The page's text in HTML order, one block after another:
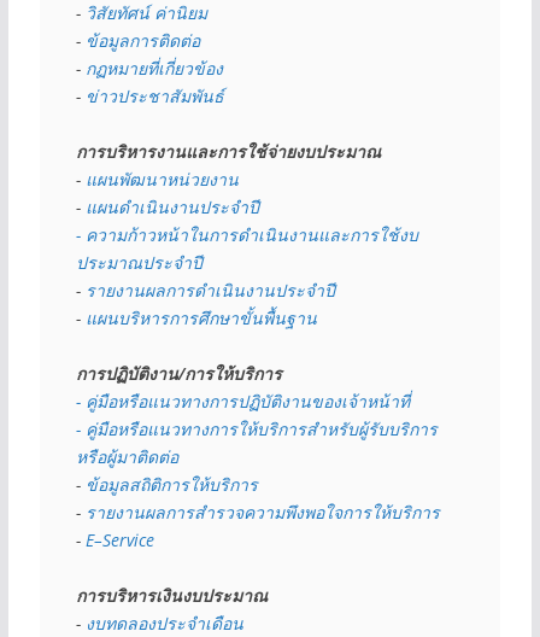
- วิสัยทัศน์ ค่านิยม
- ข้อมูลการติดต่อ
- กฏหมายที่เกี่ยวข้อง
- ข่าวประชาสัมพันธ์
การบริหารงานและการใช้จ่ายงบประมาณ
- แผนพัฒนาหน่วยงาน
- แผนดำเนินงานประจำปี
- ความก้าวหน้าในการดำเนินงานและการใช้งบ
ประมาณประจำปี
- รายงานผลการดำเนินงานประจำปี
- แผนบริหารการศึกษาขั้นพื้นฐาน
การปฏิบัติงาน/การให้บริการ
- คู่มือหรือแนวทางการปฏิบัติงานของเจ้าหน้าที่
- คู่มือหรือแนวทางการให้บริการสำหรับผู้รับบริการ
หรือผู้มาติดต่อ
- ข้อมูลสถิติการให้บริการ
- รายงานผลการสำรวจความพึงพอใจการให้บริการ
- E–Service
การบริหารเงินงบประมาณ
- งบทดลองประจำเดือน